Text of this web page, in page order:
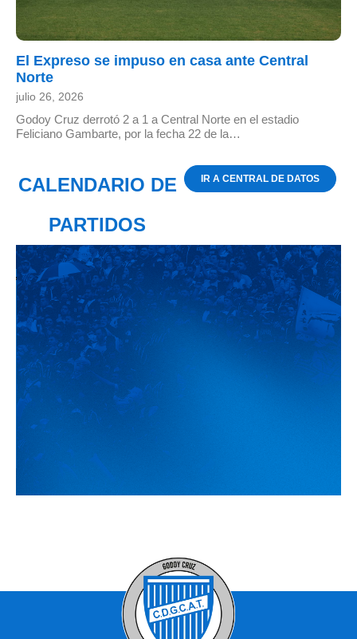
El Expreso se impuso en casa ante Central
Norte
julio 26, 2026
Godoy Cruz derrotó 2 a 1 a Central Norte en el estadio
Feliciano Gambarte, por la fecha 22 de la…
CALENDARIO DE
PARTIDOS
IR A CENTRAL DE DATOS